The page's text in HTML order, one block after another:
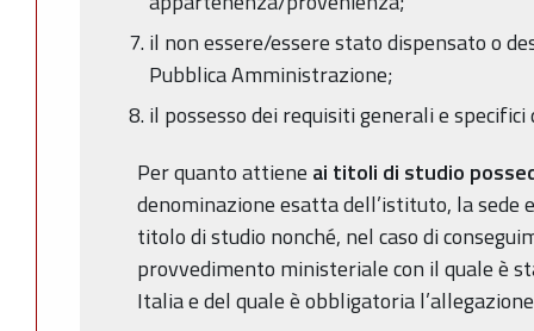
il non essere/essere stato dispensato o
Pubblica Amministrazione;
il possesso dei requisiti generali e
Per quanto attiene ai titoli di studio
denominazione esatta dell’istituto, la sede
titolo di studio nonché, nel caso di
provvedimento ministeriale con il quale è
Italia e del quale è obbligatoria